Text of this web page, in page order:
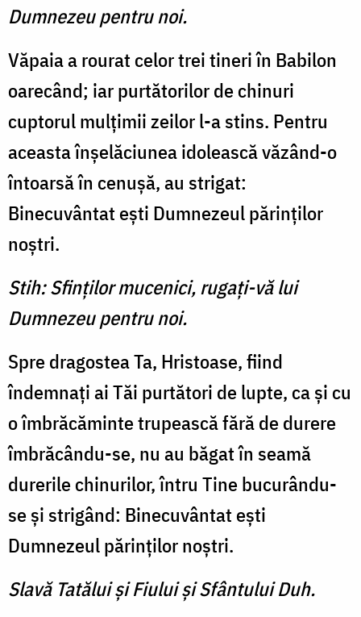
Dumnezeu pentru noi.
Văpaia a rourat celor trei tineri în Babilon
oarecând; iar purtătorilor de chinuri
cuptorul mulţimii zeilor l-a stins. Pentru
aceasta înşelăciunea idolească văzând-o
întoarsă în cenuşă, au strigat:
Binecuvântat eşti Dumnezeul părinţilor
noştri.
Stih: Sfinţilor mucenici, rugaţi-vă lui
Dumnezeu pentru noi.
Spre dragostea Ta, Hristoase, fiind
îndemnaţi ai Tăi purtători de lupte, ca şi cu
o îmbrăcăminte trupească fără de durere
îmbrăcându-se, nu au băgat în seamă
durerile chinurilor, întru Tine bucurându-
se şi strigând: Binecuvântat eşti
Dumnezeul părinţilor noştri.
Slavă Tatălui şi Fiului şi Sfântului Duh.